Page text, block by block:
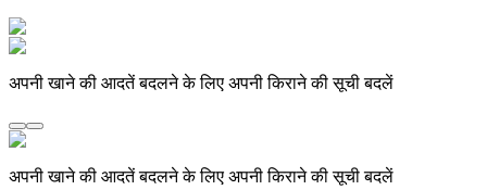
अपनी खाने की आदतें बदलने के लिए अपनी किराने की सूची बदलें
अपनी खाने की आदतें बदलने के लिए अपनी किराने की सूची बदलें